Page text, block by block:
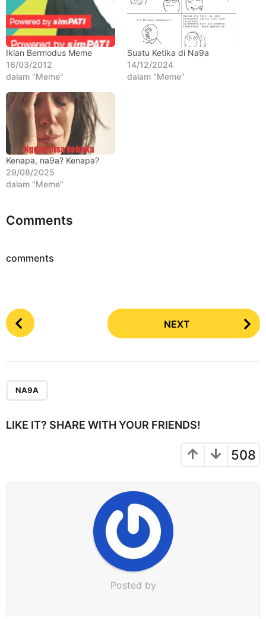
u
n
a
g
o
Iklan Bermodus Meme
16/03/2012
dalam "Meme"
Suatu Ketika di Na9a
14/12/2024
dalam "Meme"
Kenapa, na9a? Kenapa?
29/08/2025
dalam "Meme"
Comments
comments
P
o
i
NEXT
NA9A
LIKE IT? SHARE WITH YOUR FRIENDS!
508
Posted by